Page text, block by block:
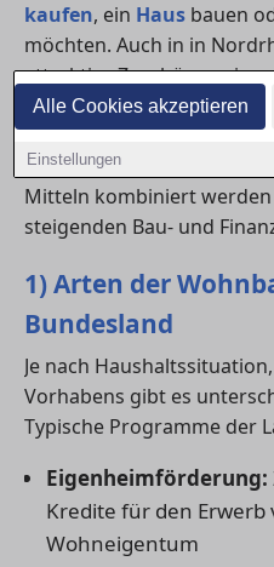
Alle Cookies akzeptieren
Einstellungen
kaufen, ein Haus bauen
möchten. Auch in in
attraktive Zuschüsse,
Unterstützungen für
energetische
Landesförderprogramme
Mitteln kombiniert
steigenden Bau- und
1) Arten der
Bundesland
Je nach
Vorhabens gibt es
Typische Programme der
Eigenheimförderung:
Kredite für den
Wohneigentum